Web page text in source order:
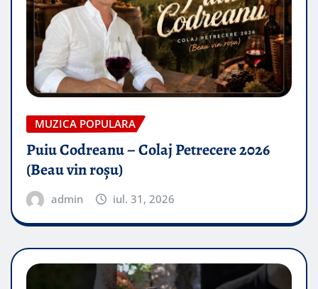
MUZICA POPULARA
Puiu Codreanu – Colaj Petrecere 2026
(Beau vin roșu)
admin iul. 31, 2026